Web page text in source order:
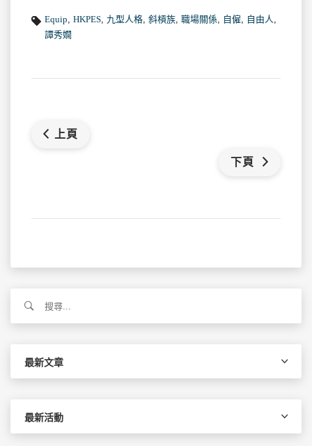
Equip, HKPES, 九型人格, 斜槓族, 職場關係, 自僱, 自由人,
譚秀嫺
上頁
下頁
關
最新文章
最新活動